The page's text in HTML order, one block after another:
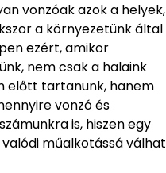
vonzóak azok a helyek,
a környezetünk által
ezért, amikor
nem csak a halaink
előtt tartanunk, hanem
vonzó és
is, hiszen egy
műalkotássá válhat